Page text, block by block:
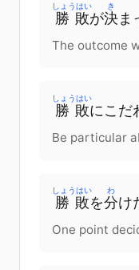
勝敗
しょうはい
が決
き
ま
The outcome
勝敗
しょうはい
に こだ
Be particular
勝敗
しょうはい
を分
わ
け
One point